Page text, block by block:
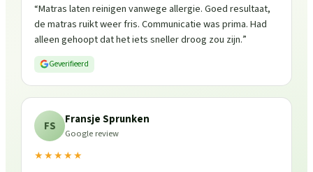
“Matras laten reinigen vanwege allergie. Goed resultaat,
de matras ruikt weer fris. Communicatie was prima. Had
alleen gehoopt dat het iets sneller droog zou zijn.”
Geverifieerd
FS Fransje Sprunken
Google review
★★★★★